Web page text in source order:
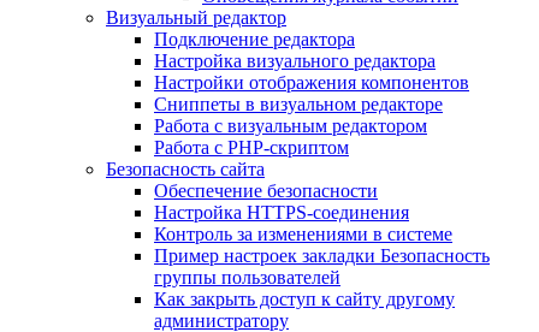
Визуальный редактор
Подключение редактора
Настройка визуального редактора
Настройки отображения компонентов
Сниппеты в визуальном редакторе
Работа с визуальным редактором
Работа с PHP-скриптом
Безопасность сайта
Обеспечение безопасности
Настройка HTTPS-соединения
Контроль за изменениями в системе
Пример настроек закладки Безопасность
группы пользователей
Как закрыть доступ к сайту другому
администратору